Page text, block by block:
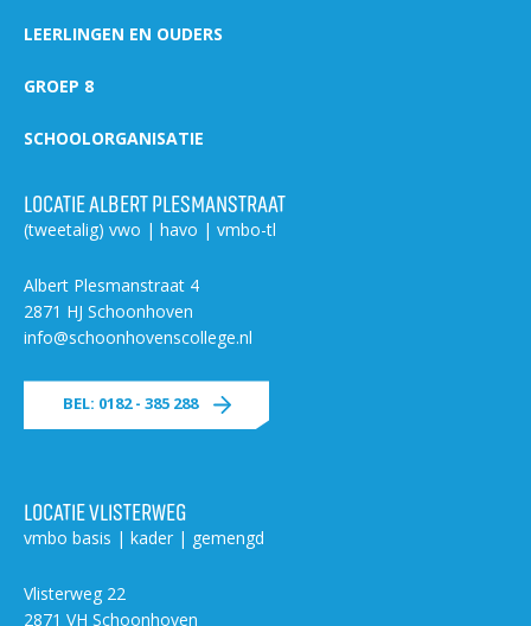
Projectklassen vmbo-tl, havo, vwo en tweetalig
vwo
Zoek de uitdaging
Dyslexie
Wereldburgerschap
NIEUWS
VACATURES EN STAGEPLEKKEN
WELKOM
ZOEKEN ELO
LEERLINGEN EN OUDERS
GROEP 8
SCHOOLORGANISATIE
LOCATIE ALBERT PLESMANSTRAAT
(tweetalig) vwo | havo | vmbo-tl
Albert Plesmanstraat 4
2871 HJ Schoonhoven
info@schoonhovenscollege.nl
BEL: 0182 - 385 288
LOCATIE VLISTERWEG
vmbo basis | kader | gemengd
Vlisterweg 22
2871 VH Schoonhoven